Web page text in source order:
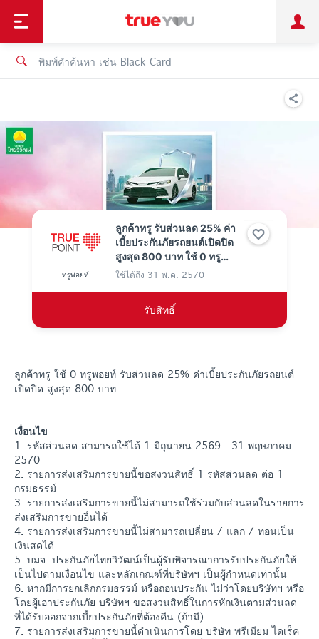
ลูกค้าบุคคล ลูกค้าองค์กร
ช้อป
เทรนด์เทคโนโลยี
ลูกค้าทรู รับส่วนลด 25% ค่า
เบี้ยประกันภัยรถยนต์เปิดปิด
สูงสุด 800 บาท ใช้ 0 ทรู
พอยท์
ทรูพอยท์ ใช้ได้ถึง 31 พ.ค. 2570
รับสิทธิ์
ลูกค้าทรู ใช้ 0 ทรูพอยท์ รับส่วนลด 25% ค่าเบี้ยประกันภัยรถยนต์
เปิดปิด สูงสุด 800 บาท
เงื่อนไข
1. รหัสส่วนลด สามารถใช้ได้ 1 มิถุนายน 2569 - 31 พฤษภาคม
2570
2. รายการส่งเสริมการขายนี้ขอสงวนสิทธิ์ 1 รหัสส่วนลด ต่อ 1
กรมธรรม์
3. รายการส่งเสริมการขายนี้ไม่สามารถใช้ร่วมกับส่วนลดในรายการ
ส่งเสริมการขายอื่นได้
4. รายการส่งเสริมการขายนี้ไม่สามารถเปลี่ยน / แลก / ทอนเป็น
เงินสดได้
5. บมจ. ประกันภัยไทยวิวัฒน์เป็นผู้รับพิจารณาการรับประกันภัยให้
เป็นไปตามเงื่อนไข และหลักเกณฑ์ที่บริษัทฯ เป็นผู้กำหนดเท่านั้น
6. หากมีการยกเลิกกรมธรรม์ หรือถอนประกัน ไม่ว่าโดยบริษัทฯ หรือ
โดยผู้เอาประกันภัย บริษัทฯ ขอสงวนสิทธิ์ในการหักเงินตามส่วนลด
ที่ได้รับออกจากเบี้ยประกันภัยที่ต้องคืน (ถ้ามี)
7. รายการส่งเสริมการขายนี้ดำเนินการโดย บริษัท พรีเมียม ไดเร็ค